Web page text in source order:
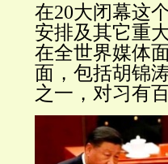
在20大闭幕这
安排及其它重
在全世界媒体
面，包括胡锦
之一，对习有